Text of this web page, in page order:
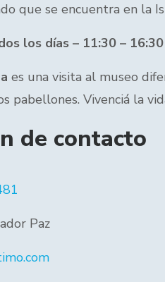
que se encuentra en la
los días – 11:30 –
es una visita al museo
pabellones. Vivenciá la
de contacto
Paz